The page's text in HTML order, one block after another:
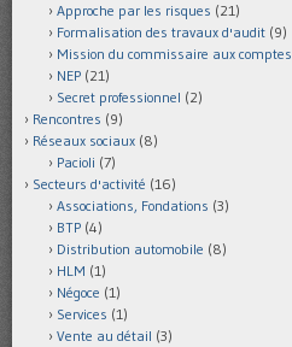
Approche par les risques (21)
Formalisation des travaux d'audit (9)
Mission du commissaire aux comptes
NEP (21)
Secret professionnel (2)
Rencontres (9)
Réseaux sociaux (8)
Pacioli (7)
Secteurs d'activité (16)
Associations, Fondations (3)
BTP (4)
Distribution automobile (8)
HLM (1)
Négoce (1)
Services (1)
Vente au détail (3)